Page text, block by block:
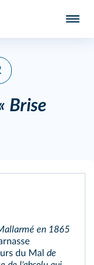
Brise
en 1865
du Mal de